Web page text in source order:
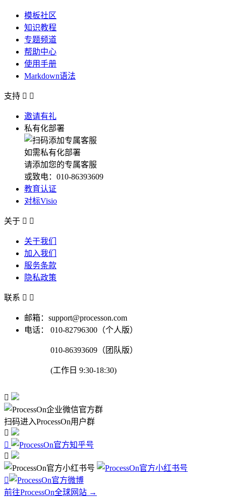
模板社区
知识教程
专题频道
帮助中心
使用手册
Markdown语法
支持  
邀请有礼
私有化部署
如需私有化部署
请添加您的专属客服
或致电：010-86393609
教育认证
对标Visio
关于  
关于我们
加入我们
服务条款
隐私政策
联系  
邮箱：support@processon.com
电话：
010-82796300（个人版）
010-86393609（团队版）
(工作日 9:30-18:30)

扫码进入ProcessOn用户群




前往ProcessOn全球网站 →